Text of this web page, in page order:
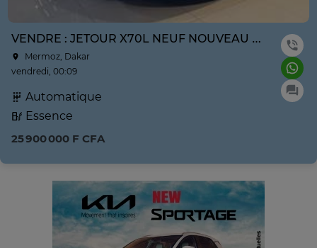
VENDRE : JETOUR X70L NEUF NOUVEAU MODÈLE ANNE 2026
Mermoz, Dakar
vendredi, 00:09
Automatique
Essence
25 900 000 F CFA